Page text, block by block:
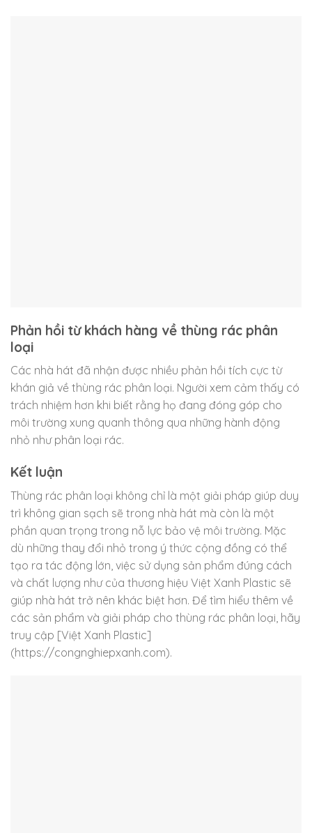
Phản hồi từ khách hàng về thùng rác phân
loại
Các nhà hát đã nhận được nhiều phản hồi tích cực từ
khán giả về thùng rác phân loại. Người xem cảm thấy có
trách nhiệm hơn khi biết rằng họ đang đóng góp cho
môi trường xung quanh thông qua những hành động
nhỏ như phân loại rác.
Kết luận
Thùng rác phân loại không chỉ là một giải pháp giúp duy
trì không gian sạch sẽ trong nhà hát mà còn là một
phần quan trọng trong nỗ lực bảo vệ môi trường. Mặc
dù những thay đổi nhỏ trong ý thức cộng đồng có thể
tạo ra tác động lớn, việc sử dụng sản phẩm đúng cách
và chất lượng như của thương hiệu Việt Xanh Plastic sẽ
giúp nhà hát trở nên khác biệt hơn. Để tìm hiểu thêm về
các sản phẩm và giải pháp cho thùng rác phân loại, hãy
truy cập [Việt Xanh Plastic]
(https://congnghiepxanh.com).